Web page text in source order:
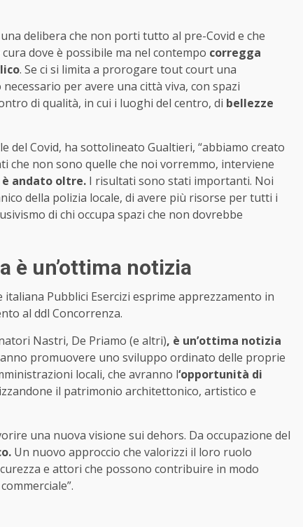
delibera che non porti tutto al pre-Covid e che
dove è possibile ma nel contempo corregga
. Se ci si limita a prorogare tout court una
per avere una città viva, con spazi
di qualità, in cui i luoghi del centro, di bellezze
del Covid, ha sottolineato Gualtieri, “abbiamo creato
che non sono quelle che noi vorremmo, interviene
andato oltre. I risultati sono stati importanti. Noi
della polizia locale, di avere più risorse per tutti i
di chi occupa spazi che non dovrebbe
è un’ottima notizia
Pubblici Esercizi esprime apprezzamento in
al ddl Concorrenza.
Nastri, De Priamo (e altri), è un’ottima notizia
promuovere uno sviluppo ordinato delle proprie
locali, che avranno l‘opportunità di
il patrimonio architettonico, artistico e
una nuova visione sui dehors. Da occupazione del
Un nuovo approccio che valorizzi il loro ruolo
e attori che possono contribuire in modo